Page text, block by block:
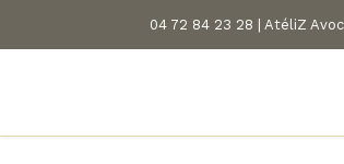
04 72 84 23 28 | AtéliZ